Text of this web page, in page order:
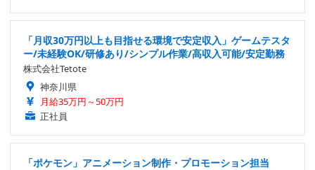
「月収30万円以上も目指せる環境で安定収入」ゲームテスタ
ー/未経験OK/研修あり/シンプル作業/高収入可能/安定勤務
株式会社Tetote
神奈川県
月給35万円～50万円
正社員
「ポケモン」アニメーション制作・プロモーション担当